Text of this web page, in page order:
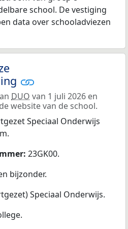
school. De vestiging
data over schooladviezen
DUO van 1 juli 2026 en
website van de school.
Speciaal Onderwijs
23GK00.
bijzonder.
Speciaal Onderwijs.